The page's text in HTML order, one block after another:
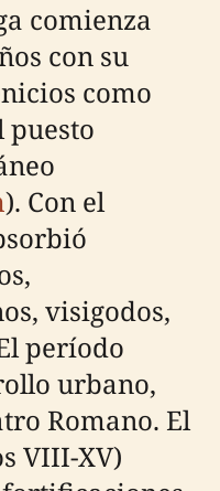
comienza
con su
como
). Con el
visigodos,
período
urbano,
Romano. El
VIII-XV)